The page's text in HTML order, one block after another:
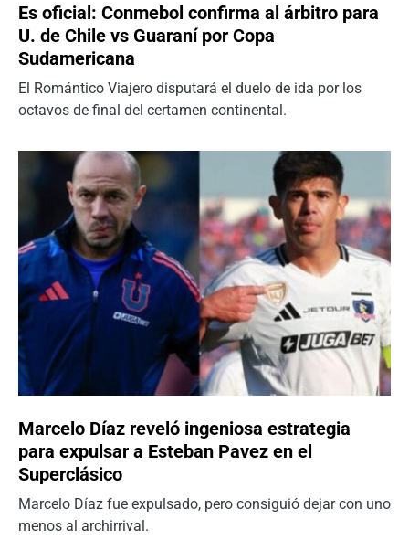
Es oficial: Conmebol confirma al árbitro para
U. de Chile vs Guaraní por Copa
Sudamericana
El Romántico Viajero disputará el duelo de ida por los
octavos de final del certamen continental.
Marcelo Díaz reveló ingeniosa estrategia
para expulsar a Esteban Pavez en el
Superclásico
Marcelo Díaz fue expulsado, pero consiguió dejar con uno
menos al archirrival.